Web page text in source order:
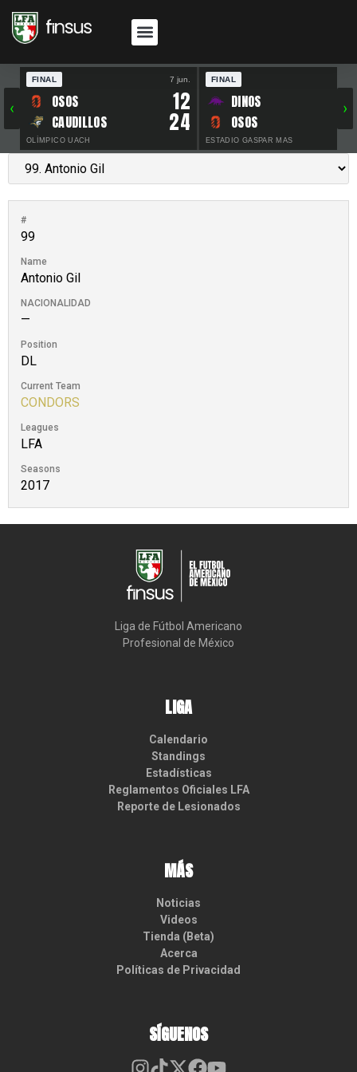
‹
FINAL 7 jun.
OSOS 12
CAUDILLOS 24
OLÍMPICO UACH
FINAL
DINOS
OSOS
ESTADIO GASPAR MAS
›
#
99
Name
Antonio Gil
NACIONALIDAD
—
Position
DL
Current Team
CONDORS
Leagues
LFA
Seasons
2017
Liga de Fútbol Americano
Profesional de México
LIGA
Calendario
Standings
Estadísticas
Reglamentos Oficiales LFA
Reporte de Lesionados
MÁS
Noticias
Videos
Tienda (Beta)
Acerca
Políticas de Privacidad
SÍGUENOS